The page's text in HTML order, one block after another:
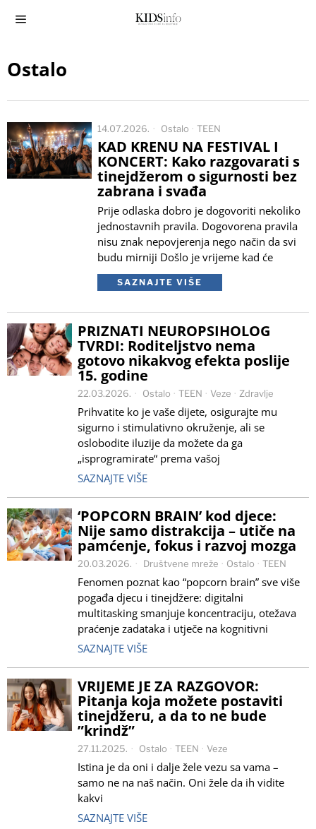
Ostalo
14.07.2026. Ostalo · TEEN
KAD KRENU NA FESTIVAL I
KONCERT: Kako razgovarati s
tinejdžerom o sigurnosti bez
zabrana i svađa
Prije odlaska dobro je dogovoriti nekoliko
jednostavnih pravila. Dogovorena pravila
nisu znak nepovjerenja nego način da svi
budu mirniji Došlo je vrijeme kad će
SAZNAJTE VIŠE
PRIZNATI NEUROPSIHOLOG
TVRDI: Roditeljstvo nema
gotovo nikakvog efekta poslije
15. godine
22.03.2026. Ostalo · TEEN · Veze · Zdravlje
Prihvatite ko je vaše dijete, osigurajte mu
sigurno i stimulativno okruženje, ali se
oslobodite iluzije da možete da ga
„isprogramirate“ prema vašoj
SAZNAJTE VIŠE
‘POPCORN BRAIN’ kod djece:
Nije samo distrakcija – utiče na
pamćenje, fokus i razvoj mozga
20.03.2026. Društvene mreže · Ostalo · TEEN
Fenomen poznat kao “popcorn brain” sve više
pogađa djecu i tinejdžere: digitalni
multitasking smanjuje koncentraciju, otežava
praćenje zadataka i utječe na kognitivni
SAZNAJTE VIŠE
VRIJEME JE ZA RAZGOVOR:
Pitanja koja možete postaviti
tinejdžeru, a da to ne bude
”krindž”
27.11.2025. Ostalo · TEEN · Veze
Istina je da oni i dalje žele vezu sa vama –
samo ne na naš način. Oni žele da ih vidite
kakvi
SAZNAJTE VIŠE